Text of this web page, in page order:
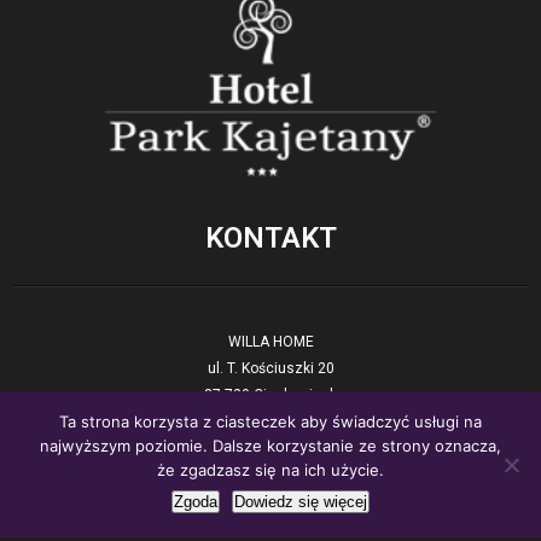
KONTAKT
WILLA HOME
ul. T. Kościuszki 20
87-720 Ciechocinek
tel. +48 54 423 17 90
E-mail:recepcja@willahome.pl
www:.willahome.pl
Ta strona korzysta z ciasteczek aby świadczyć usługi na
najwyższym poziomie. Dalsze korzystanie ze strony oznacza,
że zgadzasz się na ich użycie.
Zgoda Dowiedz się więcej